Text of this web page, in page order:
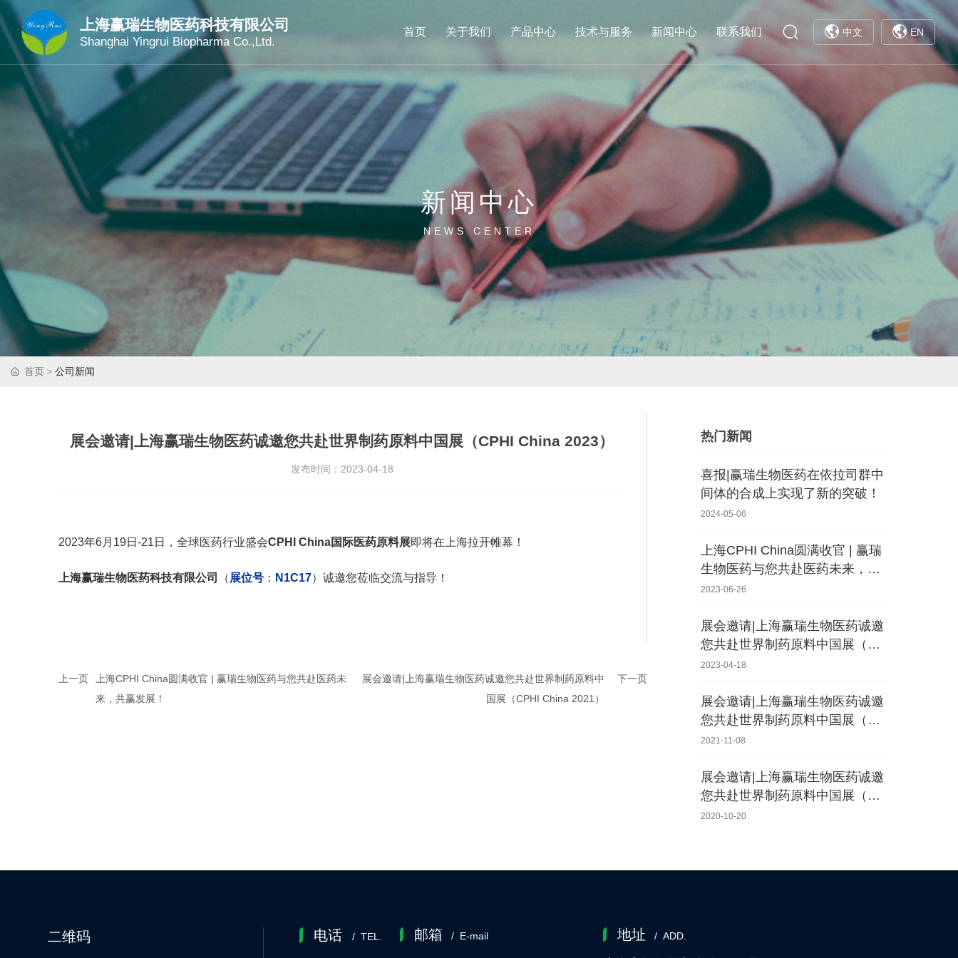
上海赢瑞生物医药科技有限公司
Shanghai Yingrui Biopharma Co.,Ltd.
首页 关于我们 产品中心 技术与服务 新闻中心 联系我们 中文 EN
新闻中心
NEWS CENTER
首页 公司新闻
展会邀请|上海赢瑞生物医药诚邀您共赴世界制药原料中国展（CPHI China 2023）
发布时间： 2023-04-18
2023年6月19日-21日，全球医药行业盛会CPHI China国际医药原料展即将在上海拉开帷幕！
上海赢瑞生物医药科技有限公司 （ 展位号 ： N 1C17）诚邀您莅临交流与指导！
上一页
上海CPHI China圆满收官 | 赢瑞生物医药与您共赴医药未
来‌，共赢发展！
展会邀请|上海赢瑞生物医药诚邀您共赴世界制药原料中
国展（CPHI China 2021）
下一页
热门新闻
喜报|赢瑞生物医药在依拉司群中
间体的合成上实现了新的突破！
2024-05-06
上海CPHI China圆满收官 | 赢瑞
生物医药与您共赴医药未来‌，共
赢发展！
2023-06-26
展会邀请|上海赢瑞生物医药诚邀
您共赴世界制药原料中国展（CP
HI China 2023）
2023-04-18
展会邀请|上海赢瑞生物医药诚邀
您共赴世界制药原料中国展（CP
HI China 2021）
2021-11-08
展会邀请|上海赢瑞生物医药诚邀
您共赴世界制药原料中国展（CP
HI China 2020）
2020-10-20
二维码 电话 / TEL. 邮箱 / E-mail 地址 / ADD.